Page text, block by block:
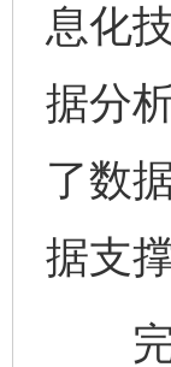
息化
据分
了数
据支撑
完